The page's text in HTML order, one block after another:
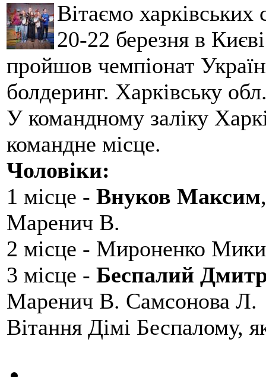
Вітаємо
20-22 березня в
пройшов чемпіонат
болдеринг. Харківську
У командному заліку
командне місце.
Чоловіки:
1 місце - Внуков Максим
Маренич В.
2 місце - Мироненко
3 місце - Беспалий
Маренич В. Самсонова Л.
Вітання Дімі Беспалому,